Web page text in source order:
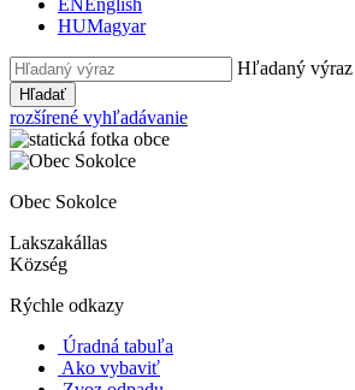
ENEnglish
HUMagyar
Hľadaný výraz
Hľadať
rozšírené vyhľadávanie
Obec Sokolce
Lakszakállas
Község
Rýchle odkazy
Úradná tabuľa
Ako vybaviť